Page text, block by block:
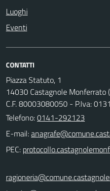
Luoghi
Eventi
CONTATTI
Piazza Statuto, 1
14030 Castagnole Monferrato
C.F. 80003080050 - P.Iva:
Telefono:0141-292123
E-mail:
PEC: